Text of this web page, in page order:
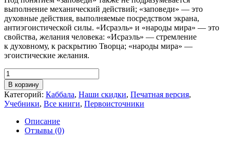
выполнение механический действий; «заповеди» — это
духовные действия, выполняемые посредством экрана,
антиэгоистической силы. «Исраэль» и «народы мира» — это
свойства, желания человека: «Исраэль» — стремление
к духовному, к раскрытию Творца; «народы мира» —
эгоистические желания.
Количество
товара
Шамати
(книга
мини-
формата,
подарочное
издание)
В корзину
Категорий: Каббала, Наши скидки, Печатная версия,
Учебники, Все книги, Первоисточники
Описание
Отзывы (0)